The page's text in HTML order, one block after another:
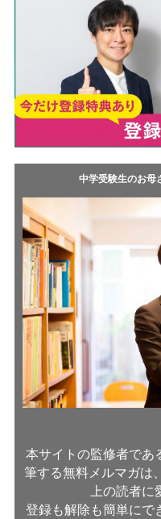
中学受験生のお母
本サイトの監修者であ
筆する無料メルマガは
上の読者に
登録も解除も簡単にで